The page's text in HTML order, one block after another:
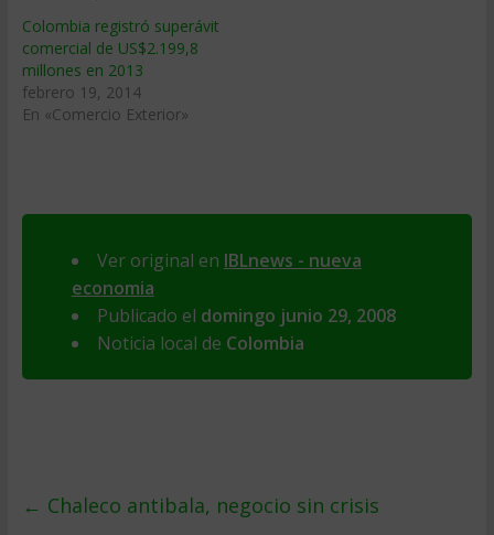
Colombia registró superávit
comercial de US$2.199,8
millones en 2013
febrero 19, 2014
En «Comercio Exterior»
Ver original en IBLnews - nueva
economia
Publicado el domingo junio 29, 2008
Noticia local de Colombia
← Chaleco antibala, negocio sin crisis